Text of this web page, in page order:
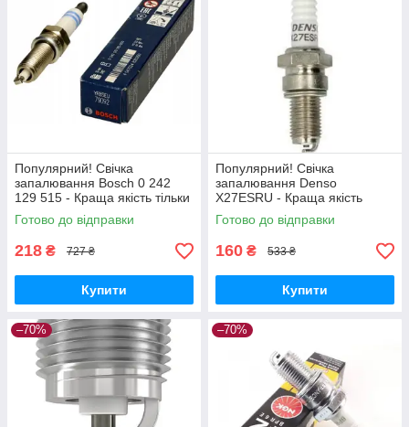
Популярний! Свічка
запалювання Bosch 0 242
129 515 - Краща якість тільки
на Nukleon.com.ua
Готово до відправки
218 ₴ 727 ₴
Купити
Популярний! Свічка
запалювання Denso
X27ESRU - Краща якість
тільки на Nukleon.com.ua
Готово до відправки
160 ₴ 533 ₴
Купити
–70% –70%